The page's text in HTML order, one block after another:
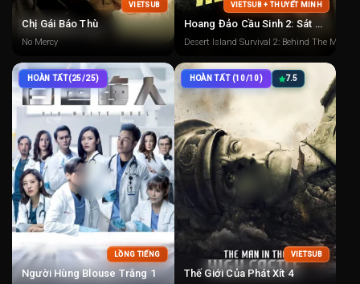
VIETSUB
Chị Gái Báo Thù
No Mercy
VIETSUB + THUYẾT MINH
Hoang Đảo Cầu Sinh 2: Sát Cơ Sau Lưng
Desert Island Survival 2: Behind The
HOÀN TẤT(25/25)
LỒNG TIẾNG
Người Hùng Blouse Trắng 1
HOÀN TẤT (10/10) 7.5
VIETSUB
Thế Giới Của Phát Xít 4